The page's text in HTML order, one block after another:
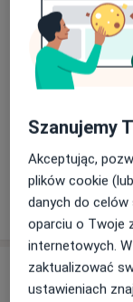
Konsultacja
Od 150 zł
Od 250 zł
W jaki
Adres
Szanujemy
Akceptując,
plików cookie
danych do
oparciu o Twoje
internetowych.
zaktualizować
ustawieniach